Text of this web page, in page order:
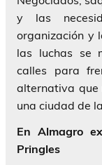
y las
organización y
las luchas se
calles para
alternativa que
una ciudad de
En Almagro
Pringles